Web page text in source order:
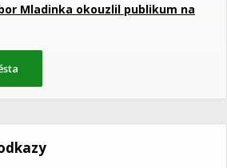
Mladinka okouzlil publikum na